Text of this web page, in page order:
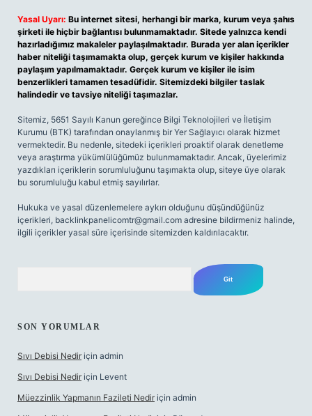
Yasal Uyarı: Bu internet sitesi, herhangi bir marka, kurum veya şahıs
şirketi ile hiçbir bağlantısı bulunmamaktadır. Sitede yalnızca kendi
hazırladığımız makaleler paylaşılmaktadır. Burada yer alan içerikler
haber niteliği taşımamakta olup, gerçek kurum ve kişiler hakkında
paylaşım yapılmamaktadır. Gerçek kurum ve kişiler ile isim
benzerlikleri tamamen tesadüfidir. Sitemizdeki bilgiler taslak
halindedir ve tavsiye niteliği taşımazlar.
Sitemiz, 5651 Sayılı Kanun gereğince Bilgi Teknolojileri ve İletişim
Kurumu (BTK) tarafından onaylanmış bir Yer Sağlayıcı olarak hizmet
vermektedir. Bu nedenle, sitedeki içerikleri proaktif olarak denetleme
veya araştırma yükümlülüğümüz bulunmamaktadır. Ancak, üyelerimiz
yazdıkları içeriklerin sorumluluğunu taşımakta olup, siteye üye olarak
bu sorumluluğu kabul etmiş sayılırlar.
Hukuka ve yasal düzenlemelere aykırı olduğunu düşündüğünüz
içerikleri, backlinkpanelicomtr@gmail.com adresine bildirmeniz halinde,
ilgili içerikler yasal süre içerisinde sitemizden kaldırılacaktır.
SON YORUMLAR
Sıvı Debisi Nedir için admin
Sıvı Debisi Nedir için Levent
Müezzinlik Yapmanın Fazileti Nedir için admin